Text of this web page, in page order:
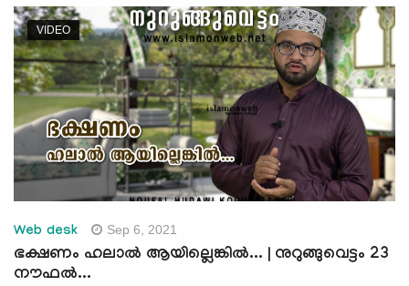
VIDEO
Web desk Sep 6, 2021
ഭക്ഷണം ഹലാല്‍ ആയില്ലെങ്കില്‍... | നുറുങ്ങുവെട്ടം 23
നൗഫല്‍...